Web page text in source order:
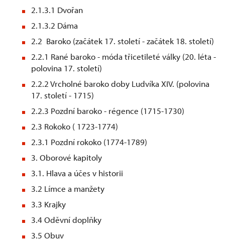
2.1.3.1 Dvořan
2.1.3.2 Dáma
2.2 Baroko (začátek 17. století - začátek 18. století)
2.2.1 Rané baroko - móda třicetileté války (20. léta -
polovina 17. století)
2.2.2 Vrcholné baroko doby Ludvíka XIV. (polovina
17. století - 1715)
2.2.3 Pozdní baroko - régence (1715-1730)
2.3 Rokoko ( 1723-1774)
2.3.1 Pozdní rokoko (1774-1789)
3. Oborové kapitoly
3.1. Hlava a účes v historii
3.2 Límce a manžety
3.3 Krajky
3.4 Oděvní doplňky
3.5 Obuv